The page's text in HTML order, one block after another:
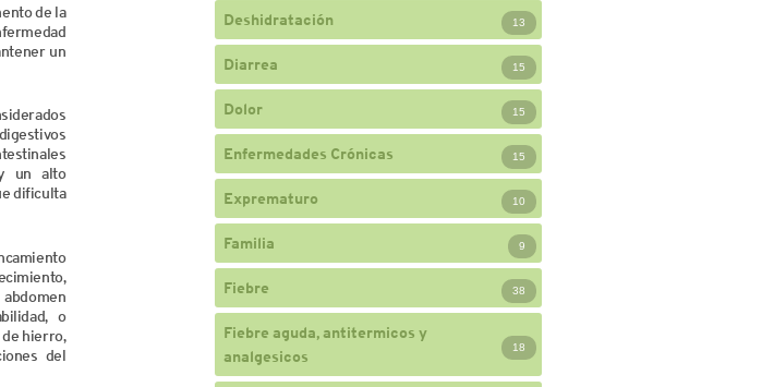
de la
un
un alto
dificulta
o
hierro,
del
Deshidratación 13
Diarrea 15
Dolor 15
Enfermedades Crónicas 15
Exprematuro 10
Familia 9
Fiebre 38
Fiebre aguda, antitermicos y
analgesicos
18